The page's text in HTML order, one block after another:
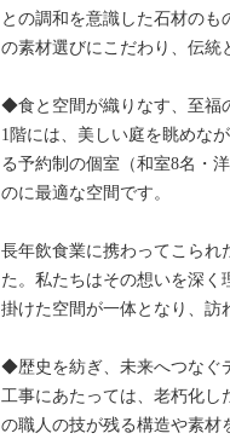
との調和を意識した石材の
の素材選びにこだわり、伝統
◆食と空間が織りなす、至福
1階には、美しい庭を眺めな
る予約制の個室（和室8名・
のに最適な空間です。
長年飲食業に携わってこられ
た。私たちはその想いを深
掛けた空間が一体となり、訪
◆歴史を紡ぎ、未来へつなぐ
工事にあたっては、老朽化し
の職人の技が残る構造や素材